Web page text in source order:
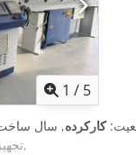
1 / 5
کارکرده, سال
,,